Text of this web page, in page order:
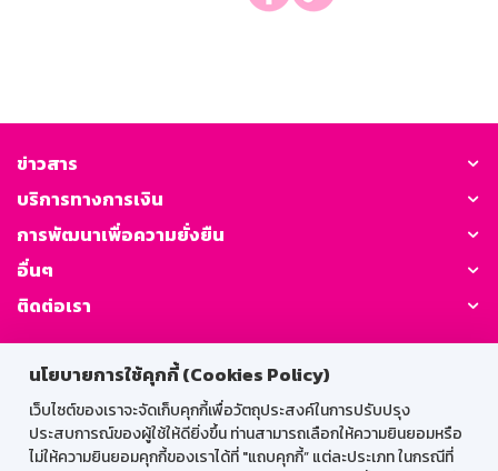
นโยบายการใช้คุกกี้ (Cookies Policy)
เว็บไซต์ของเราจะจัดเก็บคุกกี้เพื่อวัตถุประสงค์ในการปรับปรุง
ประสบการณ์ของผู้ใช้ให้ดียิ่งขึ้น ท่านสามารถเลือกให้ความยินยอมหรือ
ไม่ให้ความยินยอมคุกกี้ของเราได้ที่ "แถบคุกกี้” แต่ละประเภท ในกรณีที่
ข่าวสาร
บริการทางการเงิน
การพัฒนาเพื่อความยั่งยืน
อื่นๆ
ติดต่อเรา
GSB Society:
สำหรับพนักงาน